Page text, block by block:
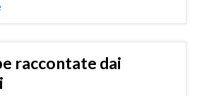
raccontate dai